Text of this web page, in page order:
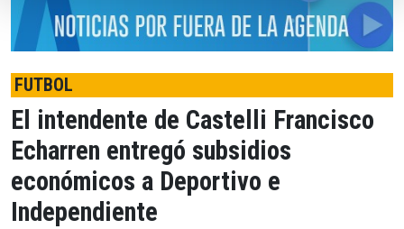
FUTBOL
El intendente de Castelli Francisco
Echarren entregó subsidios
económicos a Deportivo e
Independiente